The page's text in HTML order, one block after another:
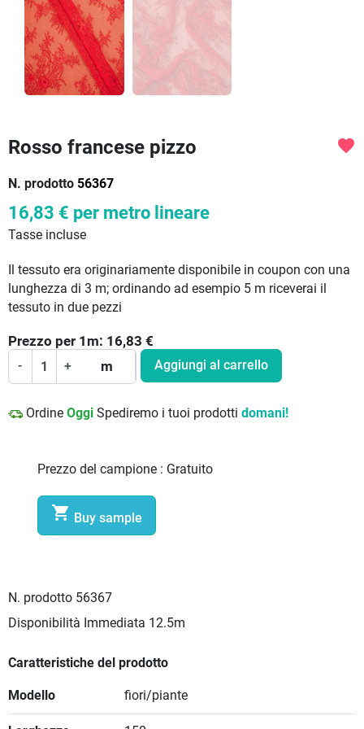
Rosso francese pizzo
N. prodotto 56367
favorite
16,83 € per metro lineare
Tasse incluse
Il tessuto era originariamente disponibile in coupon con una
lunghezza di 3 m; ordinando ad esempio 5 m riceverai il
tessuto in due pezzi
Prezzo per 1 m: 16,83 €
- + m Aggiungi al carrello
Ordine Oggi Spediremo i tuoi prodotti domani!
Prezzo del campione : Gratuito
 Buy sample
N. prodotto 56367
Disponibilità Immediata 12.5m
Caratteristiche del prodotto
Modello fiori/piante